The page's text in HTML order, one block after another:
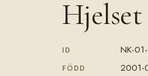
ID NK-
FÖDD 2001-